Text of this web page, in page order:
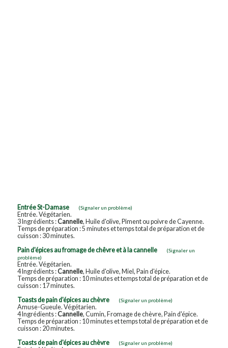
Entrée St-Damase (Signaler un problème)
Entrée. Végétarien.
3 Ingrédients :Cannelle, Huile d'olive, Piment ou poivre de Cayenne.
Temps de préparation : 5 minutes et temps total de préparation et de
cuisson : 30 minutes.
Pain d'épices au fromage de chêvre et à la cannelle
(Signaler un
problème)
Entrée. Végétarien.
4 Ingrédients :Cannelle, Huile d'olive, Miel, Pain d'épice.
Temps de préparation : 10 minutes et temps total de préparation et de
cuisson : 17 minutes.
Toasts de pain d'épices au chèvre
(Signaler un problème)
Amuse-Gueule. Végétarien.
4 Ingrédients :Cannelle, Cumin, Fromage de chèvre, Pain d'épice.
Temps de préparation : 10 minutes et temps total de préparation et de
cuisson : 20 minutes.
Toasts de pain d'épices au chèvre
(Signaler un problème)